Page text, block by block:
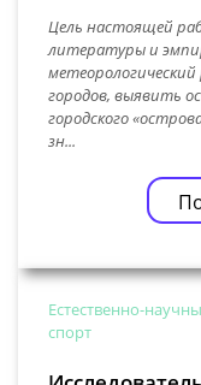
Цель настоящей
литературы и
городов, выявить
городского
зн...
Естественно-
спорт